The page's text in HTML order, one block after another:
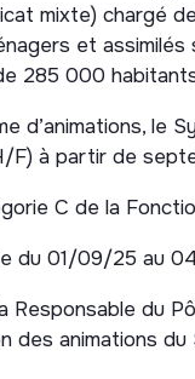
mixte) chargé
et assimilés
285 000
d’animations, le
F) à partir de
C de la
du 01/09/25 au
Responsable du
des animations